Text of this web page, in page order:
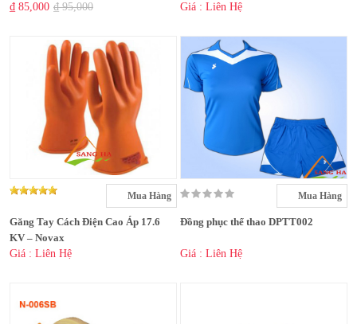
₫ 85,000 ₫ 95,000 Giá : Liên Hệ
Mua Hàng
Găng Tay Cách Điện Cao Áp 17.6
KV – Novax
Giá : Liên Hệ
Mua Hàng
Đồng phục thể thao DPTT002
Giá : Liên Hệ